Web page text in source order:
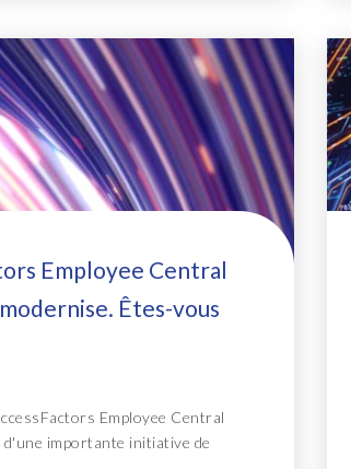
Employee Central
Êtes-vous
Employee Central
d'une importante initiative de